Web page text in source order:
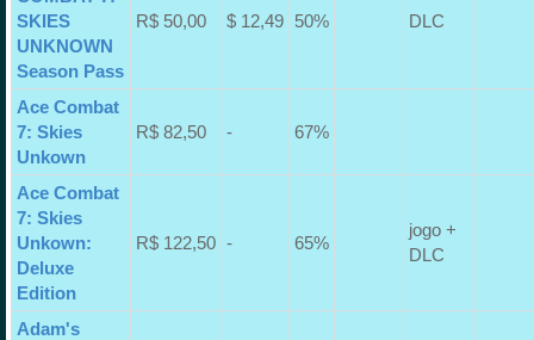
SKIES
UNKNOWN
Season Pass
R$ 50,00 $ 12,49 50% DLC
Ace Combat
7: Skies
Unkown
R$ 82,50 - 67%
Ace Combat
7: Skies
Unkown:
Deluxe
Edition
R$ 122,50 - 65%
jogo +
DLC
Adam's